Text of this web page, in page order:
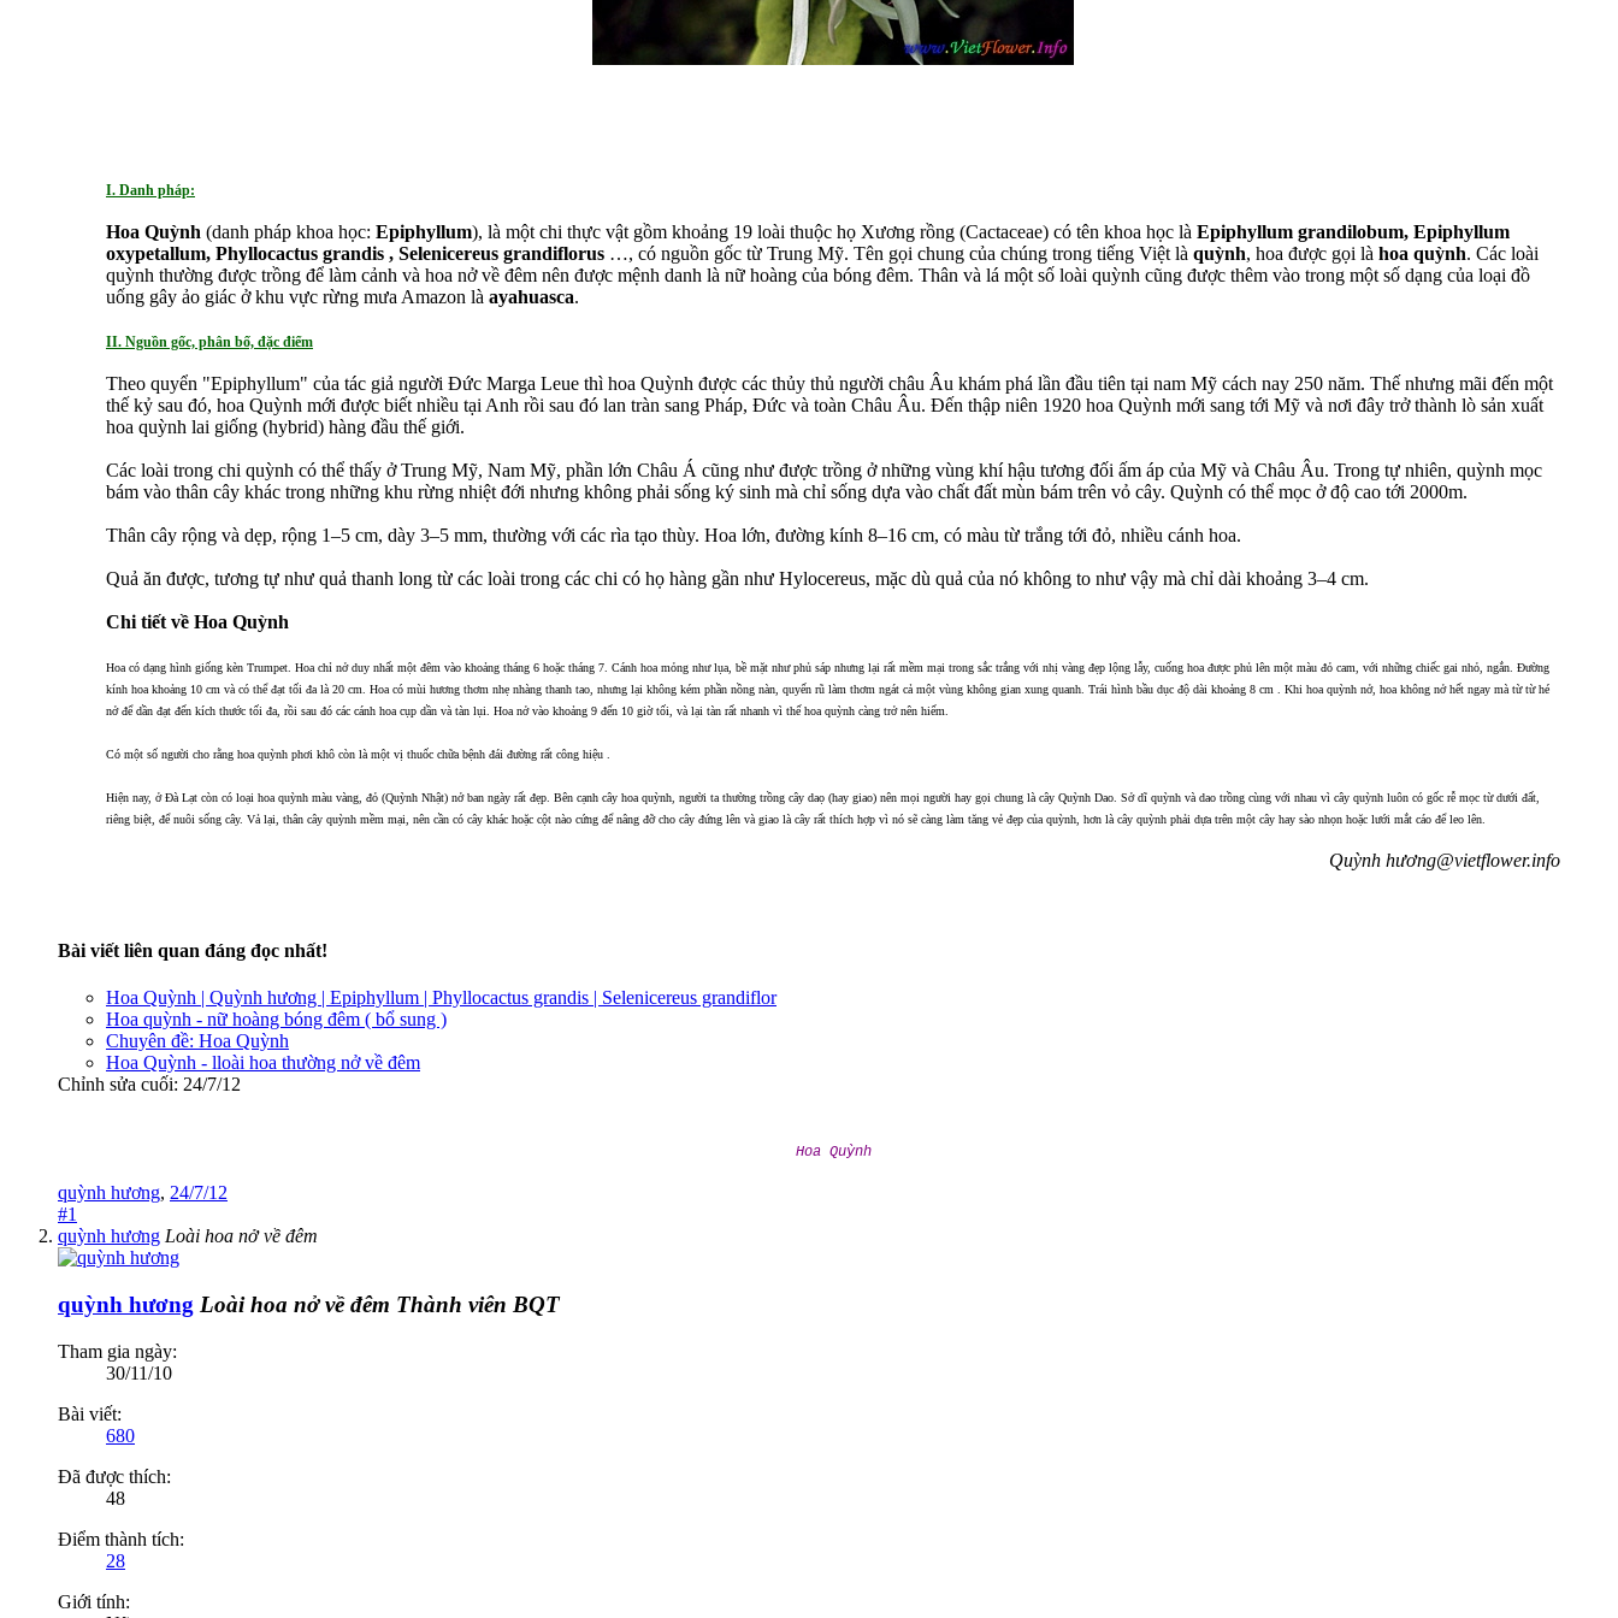
I. Danh pháp:
Hoa Quỳnh (danh pháp khoa học: Epiphyllum), là một chi thực vật gồm khoảng 19 loài thuộc họ Xương rồng (Cactaceae) có tên khoa học là Epiphyllum grandilobum, Epiphyllum
oxypetallum, Phyllocactus grandis , Selenicereus grandiflorus …, có nguồn gốc từ Trung Mỹ. Tên gọi chung của chúng trong tiếng Việt là quỳnh, hoa được gọi là hoa quỳnh. Các loài
quỳnh thường được trồng để làm cảnh và hoa nở về đêm nên được mệnh danh là nữ hoàng của bóng đêm. Thân và lá một số loài quỳnh cũng được thêm vào trong một số dạng của loại đồ
uống gây ảo giác ở khu vực rừng mưa Amazon là ayahuasca.
II. Nguồn gốc, phân bố, đặc điểm
Theo quyển "Epiphyllum" của tác giả người Đức Marga Leue thì hoa Quỳnh được các thủy thủ người châu Âu khám phá lần đầu tiên tại nam Mỹ cách nay 250 năm. Thế nhưng mãi đến một
thế kỷ sau đó, hoa Quỳnh mới được biết nhiều tại Anh rồi sau đó lan tràn sang Pháp, Đức và toàn Châu Âu. Đến thập niên 1920 hoa Quỳnh mới sang tới Mỹ và nơi đây trở thành lò sản xuất
hoa quỳnh lai giống (hybrid) hàng đầu thế giới.
Các loài trong chi quỳnh có thể thấy ở Trung Mỹ, Nam Mỹ, phần lớn Châu Á cũng như được trồng ở những vùng khí hậu tương đối ấm áp của Mỹ và Châu Âu. Trong tự nhiên, quỳnh mọc
bám vào thân cây khác trong những khu rừng nhiệt đới nhưng không phải sống ký sinh mà chỉ sống dựa vào chất đất mùn bám trên vỏ cây. Quỳnh có thể mọc ở độ cao tới 2000m.
Thân cây rộng và dẹp, rộng 1–5 cm, dày 3–5 mm, thường với các rìa tạo thùy. Hoa lớn, đường kính 8–16 cm, có màu từ trắng tới đỏ, nhiều cánh hoa.
Quả ăn được, tương tự như quả thanh long từ các loài trong các chi có họ hàng gần như Hylocereus, mặc dù quả của nó không to như vậy mà chỉ dài khoảng 3–4 cm.
Chi tiết về Hoa Quỳnh
Hoa có dạng hình giống kèn Trumpet. Hoa chỉ nở duy nhất một đêm vào khoảng tháng 6 hoặc tháng 7. Cánh hoa mỏng như lụa, bề mặt như phủ sáp nhưng lại rất mềm mại trong sắc trắng với nhị vàng đẹp lộng lẫy, cuống hoa được phủ lên một màu đỏ cam, với những chiếc gai nhỏ, ngắn. Đường
kính hoa khoảng 10 cm và có thể đạt tối đa là 20 cm. Hoa có mùi hương thơm nhẹ nhàng thanh tao, nhưng lại không kém phần nồng nàn, quyến rũ làm thơm ngát cả một vùng không gian xung quanh. Trái hình bầu dục độ dài khoảng 8 cm . Khi hoa quỳnh nở, hoa không nở hết ngay mà từ từ hé
nở để dần đạt đến kích thước tối đa, rồi sau đó các cánh hoa cụp dần và tàn lụi. Hoa nở vào khoảng 9 đến 10 giờ tối, và lại tàn rất nhanh vì thế hoa quỳnh càng trở nên hiếm.
Có một số người cho rằng hoa quỳnh phơi khô còn là một vị thuốc chữa bệnh đái đường rất công hiệu .
Hiện nay, ở Đà Lạt còn có loại hoa quỳnh màu vàng, đỏ (Quỳnh Nhật) nở ban ngày rất đẹp. Bên cạnh cây hoa quỳnh, người ta thường trồng cây daọ (hay giao) nên mọi người hay gọi chung là cây Quỳnh Dao. Sở dĩ quỳnh và dao trồng cùng với nhau vì cây quỳnh luôn có gốc rễ mọc từ dưới đất,
riêng biệt, để nuôi sống cây. Vả lại, thân cây quỳnh mềm mại, nên cần có cây khác hoặc cột nào cứng để nâng đỡ cho cây đứng lên và giao là cây rất thích hợp vì nó sẽ càng làm tăng vẻ đẹp của quỳnh, hơn là cây quỳnh phải dựa trên một cây hay sào nhọn hoặc lưới mắt cáo để leo lên.
Quỳnh hương@vietflower.info
Bài viết liên quan đáng đọc nhất!
Hoa Quỳnh | Quỳnh hương | Epiphyllum | Phyllocactus grandis | Selenicereus grandiflor
Hoa quỳnh - nữ hoàng bóng đêm ( bổ sung )
Chuyên đề: Hoa Quỳnh
Hoa Quỳnh - lloài hoa thường nở về đêm
Chỉnh sửa cuối: 24/7/12
Hoa Quỳnh
quỳnh hương, 24/7/12
#1
quỳnh hương Loài hoa nở về đêm
quỳnh hương Loài hoa nở về đêm Thành viên BQT
Tham gia ngày:
30/11/10
Bài viết:
680
Đã được thích:
48
Điểm thành tích:
28
Giới tính: